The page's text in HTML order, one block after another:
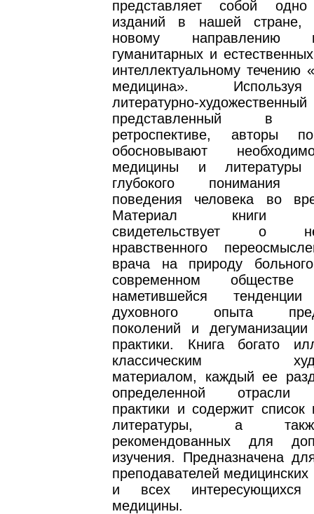
представляет собой
изданий в нашей стране,
новому направлению
гуманитарных и
интеллектуальному течению
медицина».
литературно-
представленный в
ретроспективе, авторы
обосновывают
медицины и
глубокого понимания
поведения человека во
Материал книги
свидетельствует о
нравственного
врача на природу
современном
наметившейся
духовного опыта
поколений и
практики. Книга богато
классическим
материалом, каждый ее
определенной отрасли
практики и содержит список
литературы, а
рекомендованных для
изучения. Предназначена
преподавателей медицинских
и всех интересующихся
медицины.